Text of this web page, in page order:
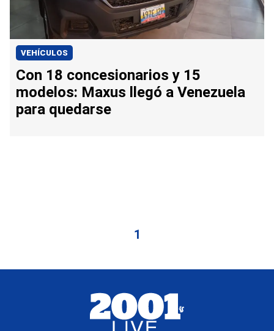
VEHÍCULOS
Con 18 concesionarios y 15
modelos: Maxus llegó a Venezuela
para quedarse
1